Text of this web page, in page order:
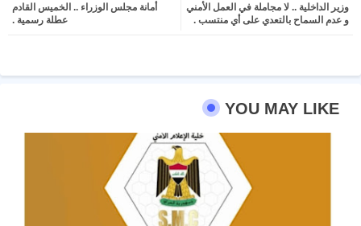
ter atsa
وزير الداخلية .. لا مجاملة في العمل الأمني
و عدم السماح بالتعدي على أي منتسب .
أمانة مجلس الوزراء .. الخميس القادم
عطلة رسمية .
YOU MAY LIKE